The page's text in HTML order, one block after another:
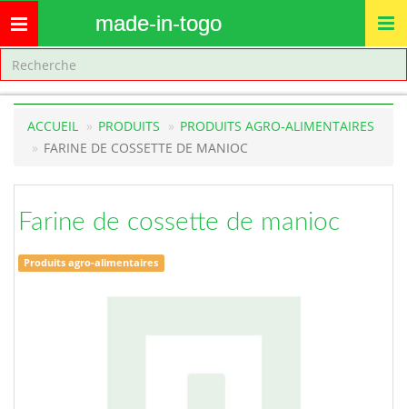
Toggle
navigation
made-in-togo
ACCUEIL PRODUITS
PRODUITS AGRO-ALIMENTAIRES
FARINE DE COSSETTE DE MANIOC
Farine de cossette de manioc
Produits agro-alimentaires